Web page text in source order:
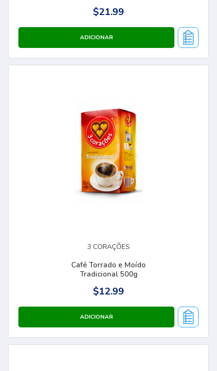
$21.99
3 CORAÇÕES
Café Torrado e Moído
Tradicional 500g
$12.99